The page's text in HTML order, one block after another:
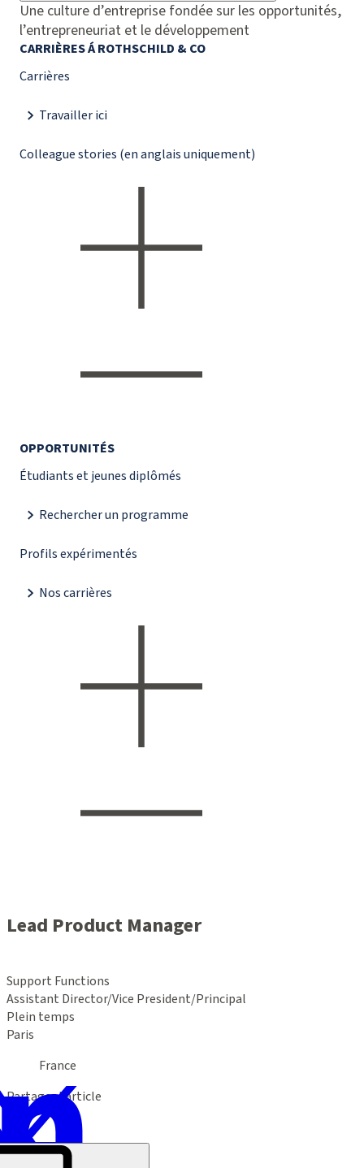
Une culture d’entreprise fondée sur les opportunités,
l’entrepreneuriat et le développement
CARRIÈRES Á ROTHSCHILD & CO
Carrières
Travailler ici
Colleague stories (en anglais uniquement)
OPPORTUNITÉS
Étudiants et jeunes diplômés
Rechercher un programme
Profils expérimentés
Nos carrières
Lead Product Manager
Support Functions
Assistant Director/Vice President/Principal
Plein temps
Paris
France
Partager l’article